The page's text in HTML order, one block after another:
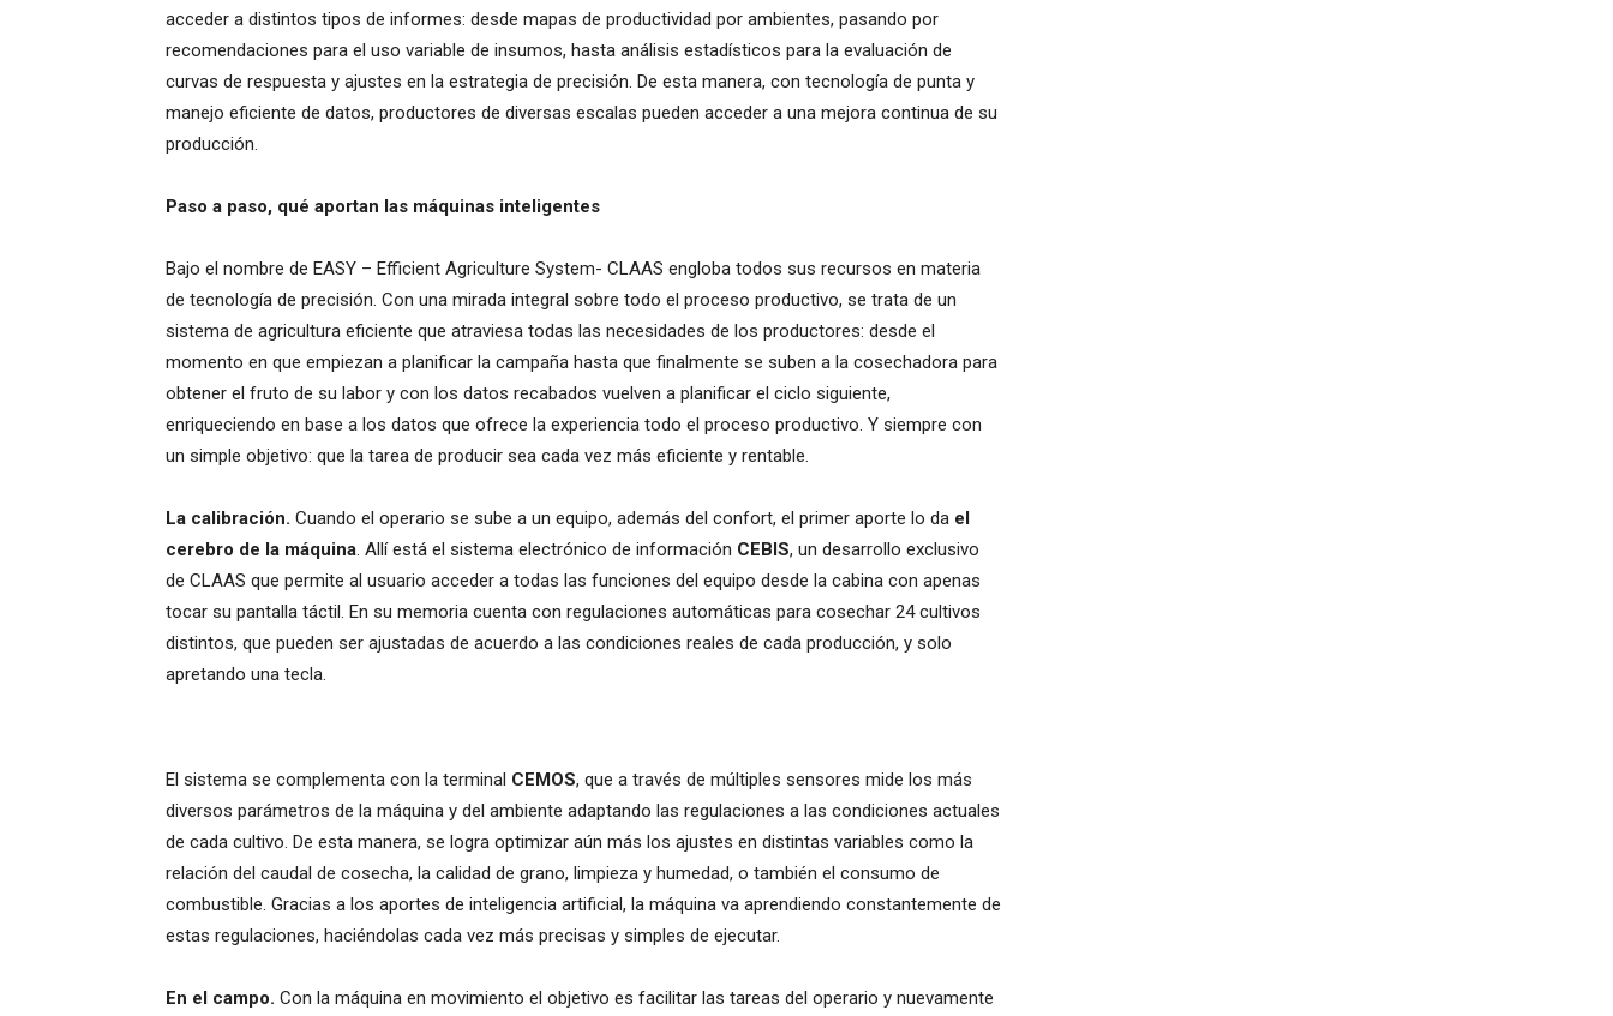
acceder a distintos tipos de informes: desde mapas de productividad por ambientes, pasando por
recomendaciones para el uso variable de insumos, hasta análisis estadísticos para la evaluación de
curvas de respuesta y ajustes en la estrategia de precisión. De esta manera, con tecnología de punta y
manejo eficiente de datos, productores de diversas escalas pueden acceder a una mejora continua de su
producción.
Paso a paso, qué aportan las máquinas inteligentes
Bajo el nombre de EASY – Efficient Agriculture System- CLAAS engloba todos sus recursos en materia
de tecnología de precisión. Con una mirada integral sobre todo el proceso productivo, se trata de un
sistema de agricultura eficiente que atraviesa todas las necesidades de los productores: desde el
momento en que empiezan a planificar la campaña hasta que finalmente se suben a la cosechadora para
obtener el fruto de su labor y con los datos recabados vuelven a planificar el ciclo siguiente,
enriqueciendo en base a los datos que ofrece la experiencia todo el proceso productivo. Y siempre con
un simple objetivo: que la tarea de producir sea cada vez más eficiente y rentable.
La calibración. Cuando el operario se sube a un equipo, además del confort, el primer aporte lo da el
cerebro de la máquina. Allí está el sistema electrónico de información CEBIS, un desarrollo exclusivo
de CLAAS que permite al usuario acceder a todas las funciones del equipo desde la cabina con apenas
tocar su pantalla táctil. En su memoria cuenta con regulaciones automáticas para cosechar 24 cultivos
distintos, que pueden ser ajustadas de acuerdo a las condiciones reales de cada producción, y solo
apretando una tecla.
El sistema se complementa con la terminal CEMOS, que a través de múltiples sensores mide los más
diversos parámetros de la máquina y del ambiente adaptando las regulaciones a las condiciones actuales
de cada cultivo. De esta manera, se logra optimizar aún más los ajustes en distintas variables como la
relación del caudal de cosecha, la calidad de grano, limpieza y humedad, o también el consumo de
combustible. Gracias a los aportes de inteligencia artificial, la máquina va aprendiendo constantemente de
estas regulaciones, haciéndolas cada vez más precisas y simples de ejecutar.
En el campo. Con la máquina en movimiento el objetivo es facilitar las tareas del operario y nuevamente